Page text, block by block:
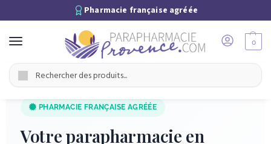
Pharmacie française agréée
0
PHARMACIE FRANÇAISE AGRÉÉE
Votre parapharmacie en